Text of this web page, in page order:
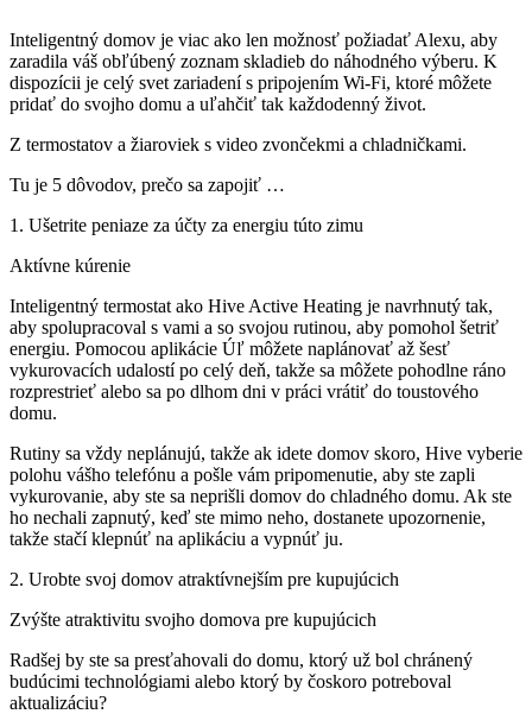
Inteligentný domov je viac ako len možnosť požiadať Alexu, aby
zaradila váš obľúbený zoznam skladieb do náhodného výberu. K
dispozícii je celý svet zariadení s pripojením Wi-Fi, ktoré môžete
pridať do svojho domu a uľahčiť tak každodenný život.
Z termostatov a žiaroviek s video zvončekmi a chladničkami.
Tu je 5 dôvodov, prečo sa zapojiť …
1. Ušetrite peniaze za účty za energiu túto zimu
Aktívne kúrenie
Inteligentný termostat ako Hive Active Heating je navrhnutý tak,
aby spolupracoval s vami a so svojou rutinou, aby pomohol šetriť
energiu. Pomocou aplikácie Úľ môžete naplánovať až šesť
vykurovacích udalostí po celý deň, takže sa môžete pohodlne ráno
rozprestrieť alebo sa po dlhom dni v práci vrátiť do toustového
domu.
Rutiny sa vždy neplánujú, takže ak idete domov skoro, Hive vyberie
polohu vášho telefónu a pošle vám pripomenutie, aby ste zapli
vykurovanie, aby ste sa neprišli domov do chladného domu. Ak ste
ho nechali zapnutý, keď ste mimo neho, dostanete upozornenie,
takže stačí klepnúť na aplikáciu a vypnúť ju.
2. Urobte svoj domov atraktívnejším pre kupujúcich
Zvýšte atraktivitu svojho domova pre kupujúcich
Radšej by ste sa presťahovali do domu, ktorý už bol chránený
budúcimi technológiami alebo ktorý by čoskoro potreboval
aktualizáciu?